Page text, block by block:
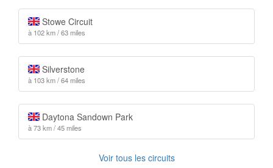
Stowe Circuit
à 102 km / 63 miles
Silverstone
à 103 km / 64 miles
Daytona Sandown Park
à 73 km / 45 miles
Voir tous les circuits